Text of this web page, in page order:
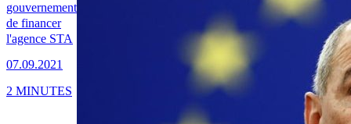
gouvernement
de financer
l'agence STA
07.09.2021
2 MINUTES